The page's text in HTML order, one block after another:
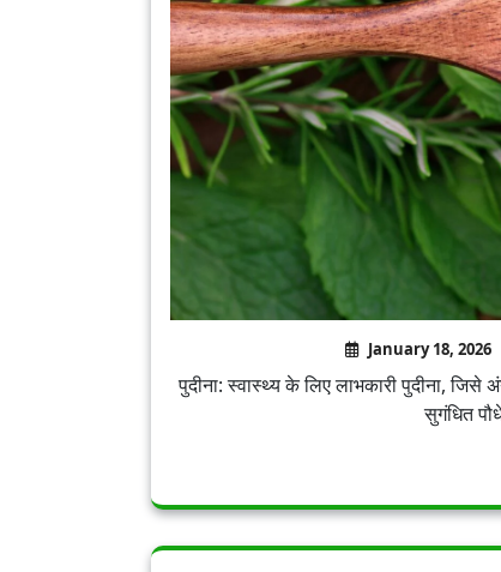
January 18, 2026
पुदीना: स्वास्थ्य के लिए लाभकारी पुदीना,
सुगंधित